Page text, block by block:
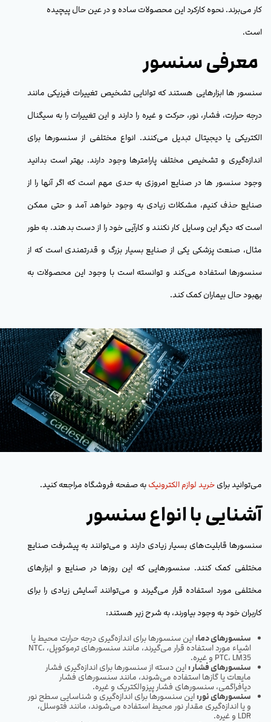
کار می‌برند. نحوه کارکرد این محصولات ساده و در عین حال پیچیده
است.
معرفی سنسور
سنسور ها ابزارهایی هستند که توانایی تشخیص تغییرات فیزیکی مانند
درجه حرارت، فشار، نور، حرکت و غیره را دارند و این تغییرات را به سیگنال
الکتریکی یا دیجیتال تبدیل می‌کنند. انواع مختلفی از سنسورها برای
اندازه‌گیری و تشخیص مختلف پارامترها وجود دارند. بهتر است بدانید
وجود سنسور ها در صنایع امروزی به حدی مهم است که اگر آنها را از
صنایع حذف کنیم، مشکلات زیادی به وجود خواهد آمد و حتی ممکن
است که دیگر این وسایل کار نکنند و کارآیی خود را از دست بدهند. به طور
مثال، صنعت پزشکی یکی از صنایع بسیار بزرگ و قدرتمندی است که از
سنسورها استفاده می‌کند و توانسته است با وجود این محصولات به
بهبود حال بیماران کمک کند.
می‌توانید برای خرید لوازم الکترونیک به صفحه فروشگاه مراجعه کنید.
آشنایی با انواع سنسور
سنسورها قابلیت‌های بسیار زیادی دارند و می‌توانند به پیشرفت صنایع
مختلفی کمک کنند. سنسورهایی که این روزها در صنایع و ابزارهای
مختلفی مورد استفاده قرار می‌گیرند و می‌توانند آسایش زیادی را برای
کاربران خود به وجود بیاورند، به شرح زیر هستند:
سنسورهای دما:این سنسورها برای اندازه‌گیری درجه حرارت محیط یا
اشیاء مورد استفاده قرار می‌گیرند، مانند سنسورهای ترموکوپل، NTC،
PTC، LM35 و غیره.
سنسورهای فشار :این دسته از سنسورها برای اندازه‌گیری فشار
مایعات یا گازها استفاده می‌شوند، مانند سنسورهای فشار
دیافراگمی، سنسورهای فشار پیزوالکتریک و غیره.
سنسورهای نور:این سنسورها برای اندازه‌گیری و شناسایی سطح نور
و یا اندازه‌گیری مقدار نور محیط استفاده می‌شوند، مانند فتوسلل،
LDR و غیره.